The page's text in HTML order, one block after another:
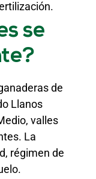
se
de
Llanos
valles
La
régimen de